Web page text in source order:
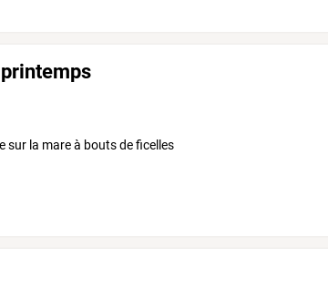
sur la mare à bouts de ficelles